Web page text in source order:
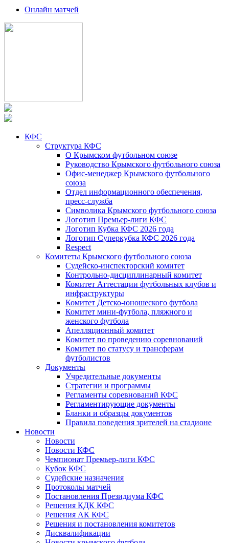
Онлайн матчей
КФС
Структура КФС
О Крымском футбольном союзе
Руководство Крымского футбольного союза
Офис-менеджер Крымского футбольного
союза
Отдел информационного обеспечения,
пресс-служба
Символика Крымского футбольного союза
Логотип Премьер-лиги КФС
Логотип Кубка КФС 2026 года
Логотип Суперкубка КФС 2026 года
Respect
Комитеты Крымского футбольного союза
Судейско-инспекторский комитет
Контрольно-дисциплинарный комитет
Комитет Аттестации футбольных клубов и
инфраструктуры
Комитет Детско-юношеского футбола
Комитет мини-футбола, пляжного и
женского футбола
Апелляционный комитет
Комитет по проведению соревнований
Комитет по статусу и трансферам
футболистов
Документы
Учредительные документы
Стратегии и программы
Регламенты соревнований КФС
Регламентирующие документы
Бланки и образцы документов
Правила поведения зрителей на стадионе
Новости
Новости
Новости КФС
Чемпионат Премьер-лиги КФС
Кубок КФС
Судейские назначения
Протоколы матчей
Постановления Президиума КФС
Решения КДК КФС
Решения АК КФС
Решения и постановления комитетов
Дисквалификации